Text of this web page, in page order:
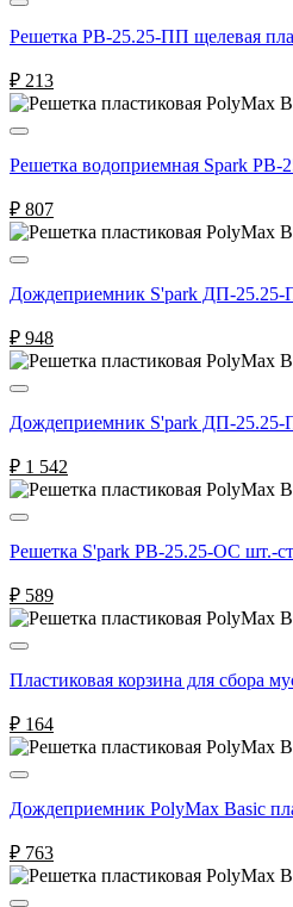
Решетка РВ-25.25-ПП щелевая
₽ 213
Решетка водоприемная Spark РВ-
₽ 807
Дождеприемник S'park ДП-
₽ 948
Дождеприемник S'park ДП-
₽ 1 542
Решетка S'park РВ-25.25-ОС шт.-
₽ 589
Пластиковая корзина для сбора
₽ 164
Дождеприемник PolyMax Basic
₽ 763